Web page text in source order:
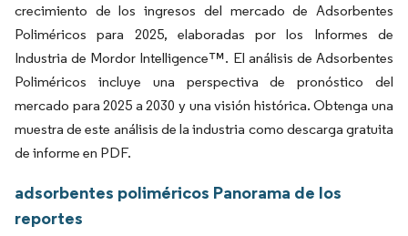
crecimiento de los ingresos del mercado de Adsorbentes
Poliméricos para 2025, elaboradas por los Informes de
Industria de Mordor Intelligence™. El análisis de Adsorbentes
Poliméricos incluye una perspectiva de pronóstico del
mercado para 2025 a 2030 y una visión histórica. Obtenga una
muestra de este análisis de la industria como descarga gratuita
de informe en PDF.
adsorbentes poliméricos Panorama de los
reportes